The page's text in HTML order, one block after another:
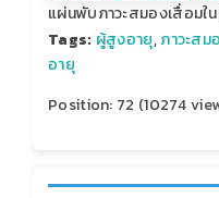
แผ่นพับภาวะสมองเสื่อมใ
Tags: ผู้สูงอายุ,ภาวะสม
อายุ
Position: 72 (10274